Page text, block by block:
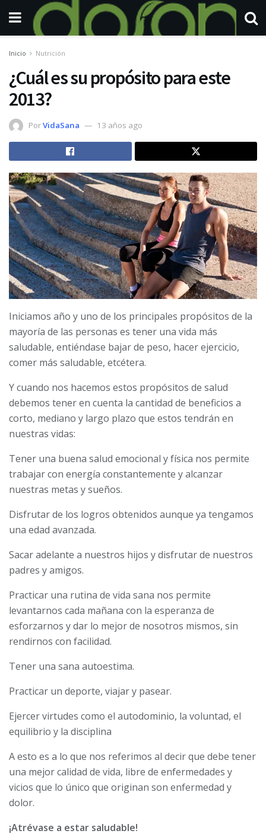
Inicio Nutrición
¿Cuál es su propósito para este
2013?
PorVidaSana 13 años ago
Iniciamos año y uno de los principales propósitos de la
mayoría de las personas es tener una vida más
saludable, entiéndase bajar de peso, hacer ejercicio,
comer más saludable, etcétera.
Y cuando nos hacemos estos propósitos de salud
debemos tener en cuenta la cantidad de beneficios a
corto, mediano y largo plazo que estos tendrán en
nuestras vidas:
Tener una buena salud emocional y física nos permite
trabajar con energía constantemente y alcanzar
nuestras metas y sueños.
Disfrutar de los logros obtenidos aunque ya tengamos
una edad avanzada.
Sacar adelante a nuestros hijos y disfrutar de nuestros
padres y amigos.
Practicar una rutina de vida sana nos permite
levantarnos cada mañana con la esperanza de
esforzarnos y dar lo mejor de nosotros mismos, sin
rendirnos con facilidad.
Tener una sana autoestima.
Practicar un deporte, viajar y pasear.
Ejercer virtudes como el autodominio, la voluntad, el
equilibrio y la disciplina
A esto es a lo que nos referimos al decir que debe tener
una mejor calidad de vida, libre de enfermedades y
vicios que lo único que originan son enfermedad y
dolor.
¡Atrévase a estar saludable!